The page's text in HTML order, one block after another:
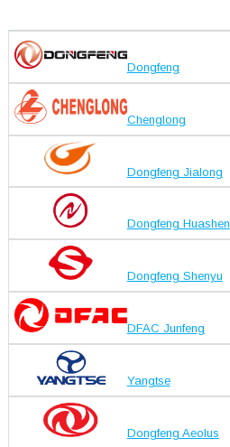
Dongfeng
Chenglong
Dongfeng Jialong
Dongfeng Huashen
Dongfeng Shenyu
DFAC Junfeng
Yangtse
Dongfeng Aeolus